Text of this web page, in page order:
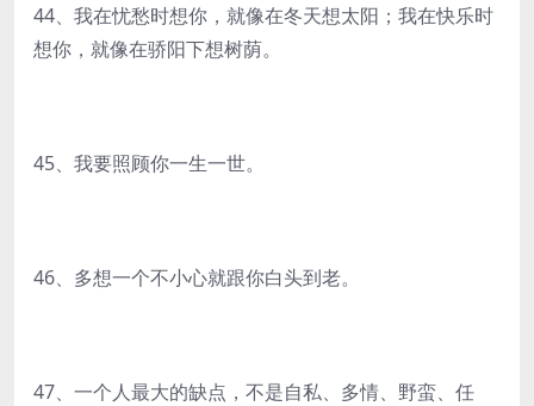
44、我在忧愁时想你，就像在冬天想太阳；我在快乐时
想你，就像在骄阳下想树荫。
45、我要照顾你一生一世。
46、多想一个不小心就跟你白头到老。
47、一个人最大的缺点，不是自私、多情、野蛮、任